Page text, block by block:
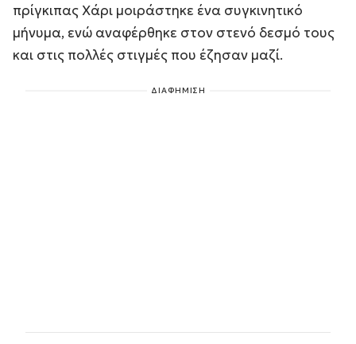
πρίγκιπας Χάρι μοιράστηκε ένα συγκινητικό
μήνυμα, ενώ αναφέρθηκε στον στενό δεσμό τους
και στις πολλές στιγμές που έζησαν μαζί.
ΔΙΑΦΗΜΙΣΗ